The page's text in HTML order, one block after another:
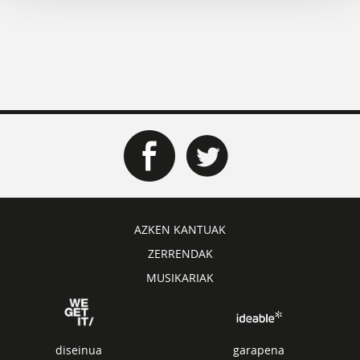
AZKEN KANTUAK
ZERRENDAK
MUSIKARIAK
diseinua garapena